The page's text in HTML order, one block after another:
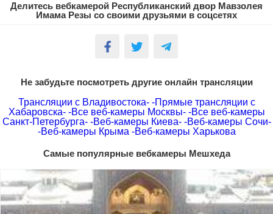
Делитесь вебкамерой Республиканский двор Мавзолея
Имама Резы со своими друзьями в соцсетях
Не забудьте посмотреть другие онлайн трансляции
Трансляции с Владивостока- -Прямые трансляции с
Хабаровска- -Все веб-камеры Москвы- -Все веб-камеры
Санкт-Петербурга- -Веб-камеры Киева- -Веб-камеры Сочи-
-Веб-камеры Крыма -Веб-камеры Харькова
Самые популярные вебкамеры Мешхеда